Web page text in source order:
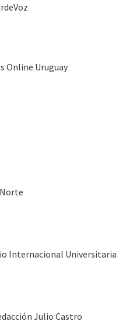
Online Uruguay
Internacional Universitaria
Julio Castro